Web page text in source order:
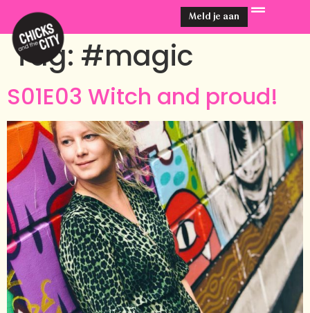
Meld je aan
Tag: #magic
S01E03 Witch and proud!